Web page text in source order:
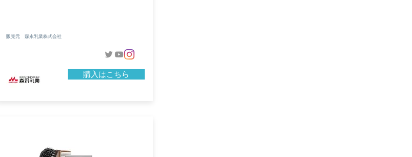
販売元 森永乳業株式会社
購入はこちら